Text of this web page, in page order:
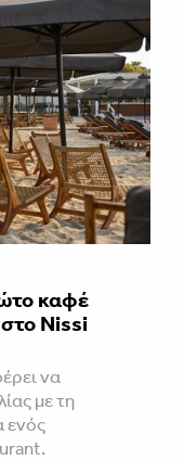
καφέ
Nissi
να
με τη
ενός